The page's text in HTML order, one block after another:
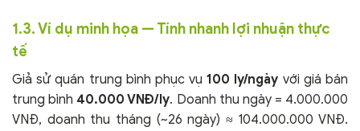
1.3. Ví dụ minh họa — Tính nhanh lợi nhuận thực
tế
Giả sử quán trung bình phục vụ100 ly/ngày với giá bán
trung bình 40.000 VNĐ/ly. Doanh thu ngày = 4.000.000
VNĐ, doanh thu tháng (~26 ngày) ≈ 104.000.000 VNĐ.